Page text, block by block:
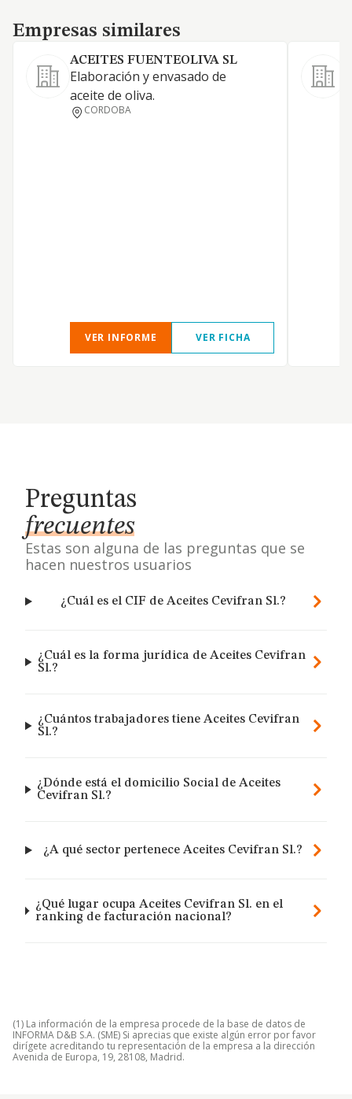
Empresas similares
Empresas similares
ACEITES FUENTEOLIVA SL
Elaboración y envasado de
aceite de oliva.
CORDOBA
VER INFORME VER FICHA
Preguntas
frecuentes
Estas son alguna de las preguntas que se
hacen nuestros usuarios
¿Cuál es el CIF de Aceites Cevifran Sl.?
¿Cuál es la forma jurídica de Aceites Cevifran
Sl.?
¿Cuántos trabajadores tiene Aceites Cevifran
Sl.?
¿Dónde está el domicilio Social de Aceites
Cevifran Sl.?
¿A qué sector pertenece Aceites Cevifran Sl.?
¿Qué lugar ocupa Aceites Cevifran Sl. en el
ranking de facturación nacional?
(1) La información de la empresa procede de la base de datos de
INFORMA D&B S.A. (SME) Si aprecias que existe algún error por favor
dirígete acreditando tu representación de la empresa a la dirección
Avenida de Europa, 19, 28108, Madrid.